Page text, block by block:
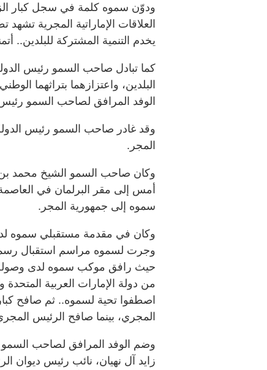
ودوّن سموه كلمة في سجل كبار
العلاقات الإماراتية المجرية
يخدم التنمية المشتركة للبلدين..
كما تبادل صاحب السمو رئيس
البلدين، واعتزازهما بتراثهما
الوفد المرافق لصاحب السمو
وقد غادر صاحب السمو رئيس
المجر.
وكان صاحب السمو الشيخ محمد بن
أمس إلى مقر البرلمان في
سموه إلى جمهورية المجر.
وكان في مقدمة مستقبلي سموه
وجرت لسموه مراسم استقبال
حيث رافق موكب سموه لدى
من دولة الإمارات العربية
اصطفوا تحية لسموه.. ثم صافح
المجري، بينما صافح الرئيس
وضم الوفد المرافق لصاحب
زايد آل نهيان، نائب رئيس ديوان